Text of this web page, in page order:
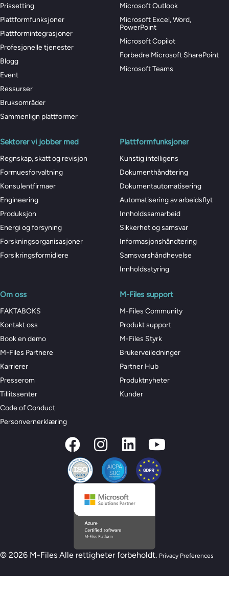
Prissetting
Plattformfunksjoner
Plattformintegrasjoner
Profesjonelle tjenester
Blogg
Event
Ressurser
Bruksområder
Sammenlign plattformer
Microsoft Outlook
Microsoft Excel, Word,
PowerPoint
Microsoft Copilot
Forbedre Microsoft SharePoint
Microsoft Teams
Sektorer vi jobber med
Regnskap, skatt og revisjon
Formuesforvaltning
Konsulentfirmaer
Engineering
Produksjon
Energi og forsyning
Forskningsorganisasjoner
Forsikringsformidlere
Plattformfunksjoner
Kunstig intelligens
Dokumenthåndtering
Dokumentautomatisering
Automatisering av arbeidsflyt
Innholdssamarbeid
Sikkerhet og samsvar
Informasjonshåndtering
Samsvarshåndhevelse
Innholdsstyring
Om oss
FAKTABOKS
Kontakt oss
Book en demo
M-Files Partnere
Karrierer
Presserom
Tillitssenter
Code of Conduct
Personvernerklæring
M-Files support
M-Files Community
Produkt support
M-Files Styrk
Brukerveiledninger
Partner Hub
Produktnyheter
Kunder
© 2026 M-Files Alle rettigheter forbeholdt. Privacy Preferences
Ny M-Files AI-beredskapsmodell – Er du klar